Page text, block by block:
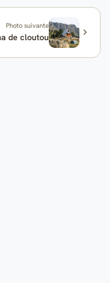
Photo suivante
de cloutou